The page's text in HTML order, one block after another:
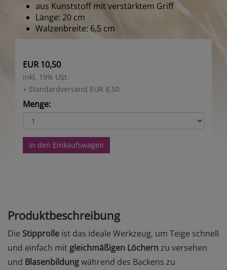
aus Kunststoff mit verstärktem Griff
Länge: 20 cm
Walzenbreite: 6,5 cm
EUR 10,50
inkl. 19% USt.
+ Standardversand EUR 8,50
Menge:
In den Einkaufswagen
Produktbeschreibung
Die Stipprolle ist das ideale Werkzeug, um Teige schnell
und einfach mit gleichmäßigen Löchern zu versehen
und Blasenbildungwährend des Backens zu